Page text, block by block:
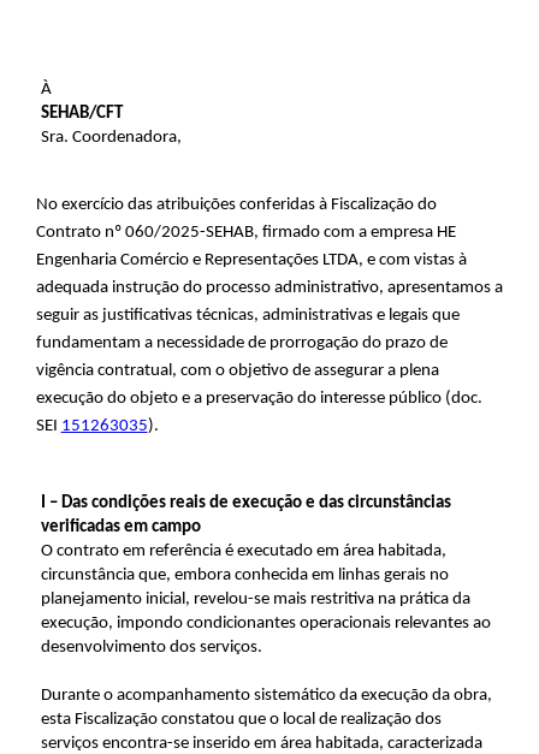
À
SEHAB/CFT
Sra. Coordenadora,
No exercício das atribuições conferidas à Fiscalização do
Contrato nº 060/2025-SEHAB, firmado com a empresa HE
Engenharia Comércio e Representações LTDA, e com vistas à
adequada instrução do processo administrativo, apresentamos a
seguir as justificativas técnicas, administrativas e legais que
fundamentam a necessidade de prorrogação do prazo de
vigência contratual, com o objetivo de assegurar a plena
execução do objeto e a preservação do interesse público (doc.
SEI 151263035).
I – Das condições reais de execução e das circunstâncias
verificadas em campo
O contrato em referência é executado em área habitada,
circunstância que, embora conhecida em linhas gerais no
planejamento inicial, revelou-se mais restritiva na prática da
execução, impondo condicionantes operacionais relevantes ao
desenvolvimento dos serviços.
Durante o acompanhamento sistemático da execução da obra,
esta Fiscalização constatou que o local de realização dos
serviços encontra-se inserido em área habitada, caracterizada